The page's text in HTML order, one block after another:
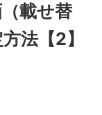
載せ替
法【2】